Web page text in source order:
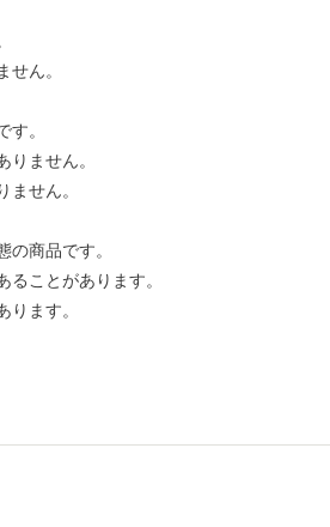
ん。
。
ません。
せん。
商品です。
ことがあります。
ます。